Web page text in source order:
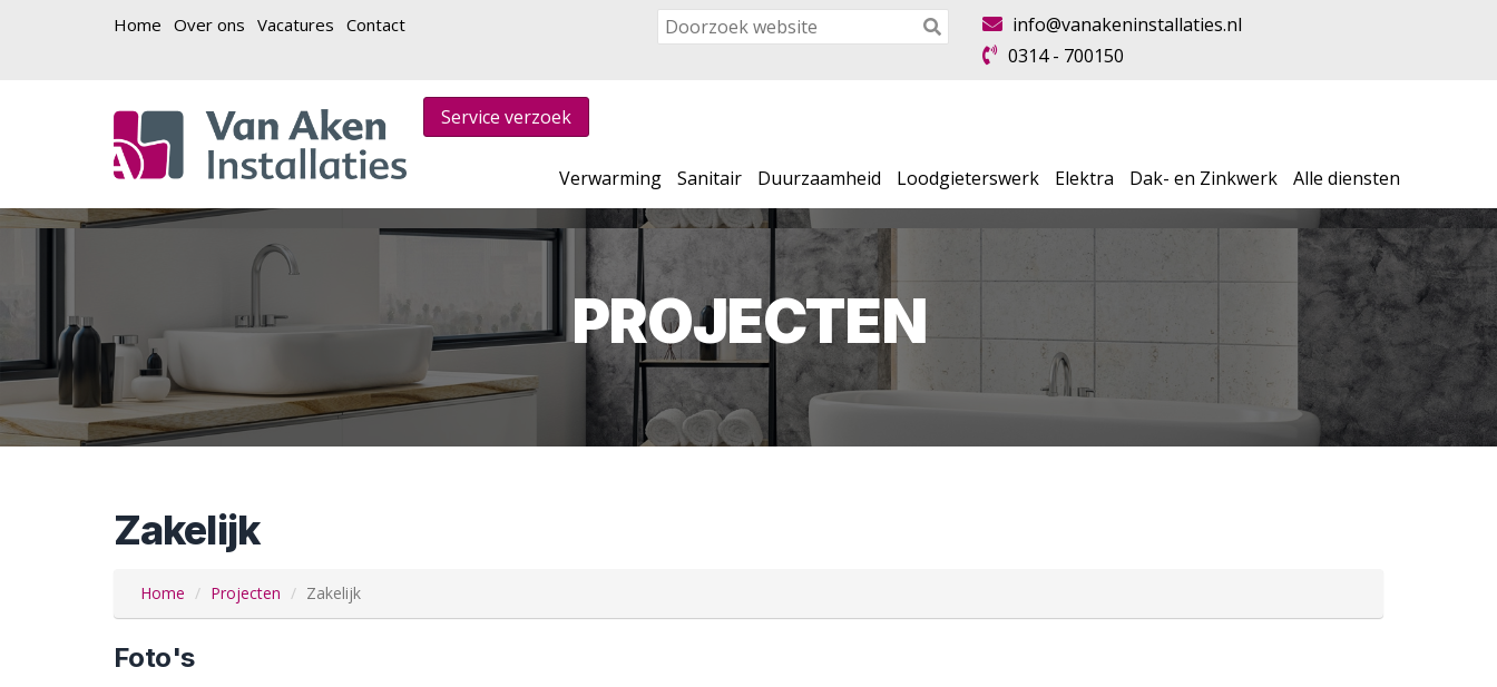
Home Over ons Vacatures Contact
info@vanakeninstallaties.nl
0314 - 700150
Service verzoek
Verwarming Sanitair Duurzaamheid Loodgieterswerk Elektra Dak- en Zinkwerk Alle diensten
PROJECTEN
Zakelijk
Home Projecten Zakelijk
Foto's